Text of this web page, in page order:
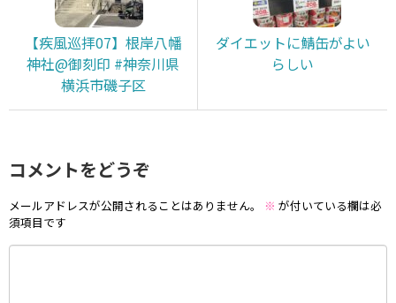
【疾風巡拝07】根岸八幡
神社@御刻印 #神奈川県
横浜市磯子区
ダイエットに鯖缶がよい
らしい
コメントをどうぞ
メールアドレスが公開されることはありません。 ※ が付いている欄は必
須項目です